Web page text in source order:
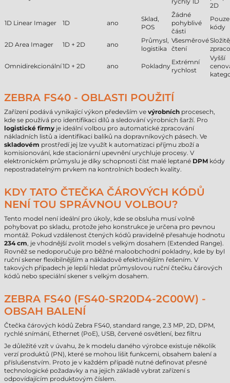
2D
1D Linear Imager 1D ano
Sklad,
POS
Žádné
pohyblivé
části
Pouze
kódy
2D Area Imager 1D + 2D ano
Průmysl,
logistika
Všesměrové
čtení
Omnidirekcionální1D + 2D ano Pokladny
Extrémní
rychlost
Vyšší
ZEBRA FS40 - OBLASTI POUŽITÍ
Zařízení podává vynikající výkon především ve výrobních procesech,
kde se používá pro identifikaci dílů a sledování výrobních šarží. Pro
logistické firmy je ideální volbou pro automatické zpracování
nákladních listů a identifikaci balíků na dopravníkových pásech. Ve
skladovém prostředí jej lze využít k automatizaci příjmu zboží a
komisionování, kde stacionární upevnění urychluje procesy. V
elektronickém průmyslu je díky schopnosti číst malé leptané DPM kódy
nepostradatelným prvkem na kontrolních bodech kvality.
KDY TATO ČTEČKA ČÁROVÝCH KÓDŮ
NENÍ TOU SPRÁVNOU VOLBOU?
Tento model není ideální pro úkoly, kde se obsluha musí volně
pohybovat po skladu, protože jeho konstrukce je určena pro pevnou
montáž. Pokud vzdálenost čtených kódů pravidelně přesahuje hodnotu
234 cm, je vhodnější zvolit model s velkým dosahem (Extended Range).
Rovněž se nedoporučuje pro běžné maloobchodní pokladny, kde by byl
ruční skener flexibilnějším a nákladově efektivnějším řešením. V
takových případech je lepší hledat průmyslovou ruční čtečku čárových
kódů nebo speciální skener s velkým dosahem.
ZEBRA FS40 (FS40-SR20D4-2C00W) -
OBSAH BALENÍ
Čtečka čárových kódů Zebra FS40, standard range, 2.3 MP, 2D, DPM,
rychlé snímání, Ethernet (PoE), USB, červené osvětlení, bez filtru
Je důležité vzít v úvahu, že k modelu daného výrobce existuje několik
verzí produktů (PN), které se mohou lišit funkcemi, obsahem balení a
příslušenstvím. Proto je v každém případě nutné definovat přesné
technologické požadavky a na jejich základě vybrat zařízení s
odpovídajícím produktovým číslem.